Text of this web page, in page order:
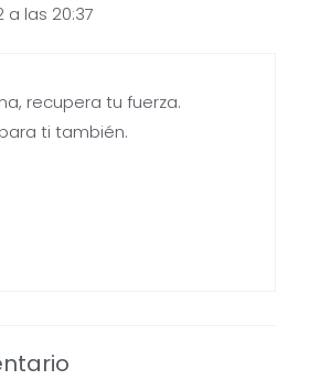
a las 20:37
recupera tu fuerza.
ti también.